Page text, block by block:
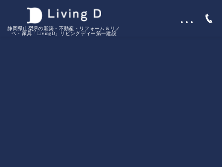
静岡県山梨県の新築・不動産・リフォーム＆リノ
ベ・家具「LivingD」リビングディー第一建設
…